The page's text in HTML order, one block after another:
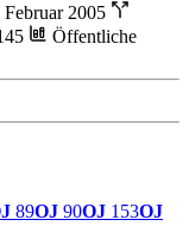
Februar 2005
Öffentliche
89OJ 90OJ 153OJ